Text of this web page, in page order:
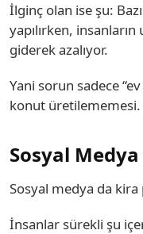
İlginç olan ise şu:
yapılırken, insanların
giderek azalıyor.
Yani sorun sadece
konut üretilememesi.
Sosyal
Sosyal medya da kira
İnsanlar sürekli şu